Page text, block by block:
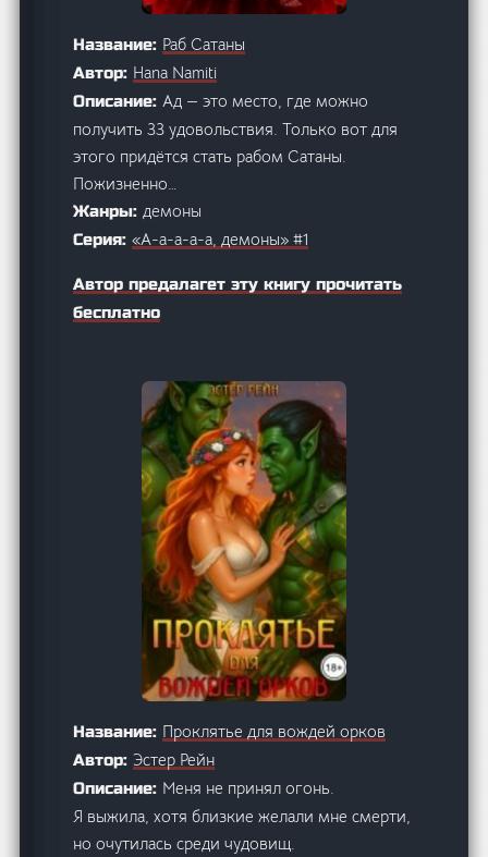
Название: Раб Сатаны
Автор: Hana Namiti
Описание:Ад — это место, где можно
получить 33 удовольствия. Только вот для
этого придётся стать рабом Сатаны.
Пожизненно…
Жанры:демоны
Серия:«А-а-а-а-а, демоны» #1
Автор предалагет эту книгу прочитать
бесплатно
Название: Проклятье для вождей орков
Автор: Эстер Рейн
Описание: Меня не принял огонь.
Я выжила, хотя близкие желали мне смерти,
но очутилась среди чудовищ.